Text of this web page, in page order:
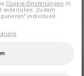
Cookie-Einstellungen in
widerrufen. Zudem
individuell
.